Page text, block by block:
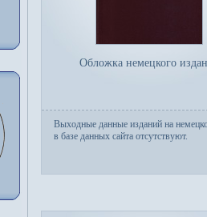
Обложка немецкого
Выходные данные изданий на
в базе данных сайта отсутствуют.